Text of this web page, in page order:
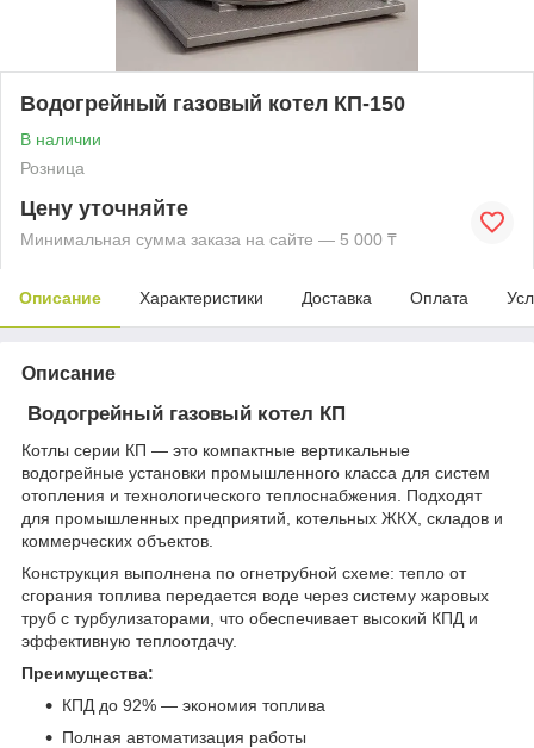
Водогрейный газовый котел КП-150
В наличии
Розница
Цену уточняйте
Минимальная сумма заказа на сайте — 5 000 ₸
Описание Характеристики Доставка Оплата
Описание
Водогрейный газовый котел КП
Котлы серии КП — это компактные вертикальные
водогрейные установки промышленного класса для систем
отопления и технологического теплоснабжения. Подходят
для промышленных предприятий, котельных ЖКХ, складов и
коммерческих объектов.
Конструкция выполнена по огнетрубной схеме: тепло от
сгорания топлива передается воде через систему жаровых
труб с турбулизаторами, что обеспечивает высокий КПД и
эффективную теплоотдачу.
Преимущества:
КПД до 92% — экономия топлива
Полная автоматизация работы